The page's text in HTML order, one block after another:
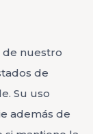
de nuestro
de
Su uso
además de